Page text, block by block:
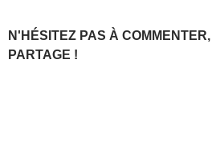
N'HÉSITEZ PAS À
PARTAGE !